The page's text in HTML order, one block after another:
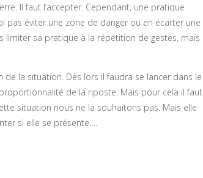
Il faut l’accepter. Cependant, une pratique
pas éviter une zone de danger ou en écarter une
limiter sa pratique à la répétition de gestes, mais
la situation. Dès lors il faudra se lancer dans le
de la riposte. Mais pour cela il faut
situation nous ne la souhaitons pas. Mais elle
si elle se présente….